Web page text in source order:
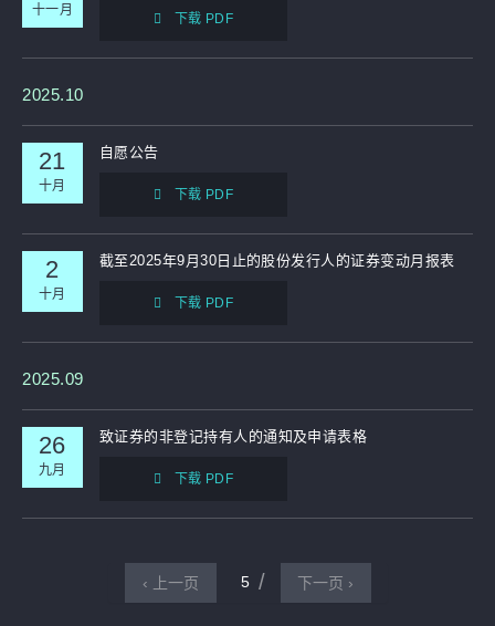
十一月
下载 PDF
2025.10
21
十月
自愿公告
下载 PDF
2
十月
截至2025年9月30日止的股份发行人的证券变动月报表
下载 PDF
2025.09
26
九月
致证券的非登记持有人的通知及申请表格
下载 PDF
‹ 上一页 5 下一页 ›